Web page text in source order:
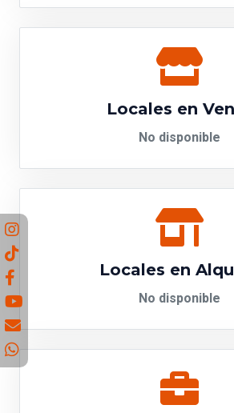
Locales en
No disponible
Locales en
No disponible